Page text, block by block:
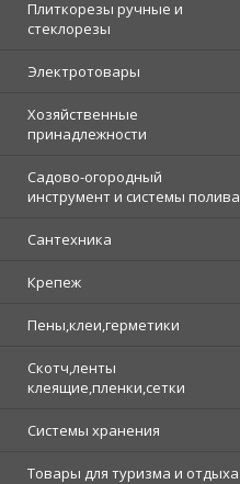
Плиткорезы ручные и
стеклорезы
Электротовары
Хозяйственные
принадлежности
Садово-огородный
инструмент и системы полива
Сантехника
Крепеж
Пены,клеи,герметики
Скотч,ленты
клеящие,пленки,сетки
Системы хранения
Товары для туризма и отдыха